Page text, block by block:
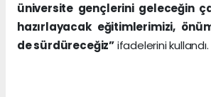
üniversite gençlerini geleceğin
hazırlayacak eğitimlerimizi,
de sürdüreceğiz”ifadelerini kullandı.